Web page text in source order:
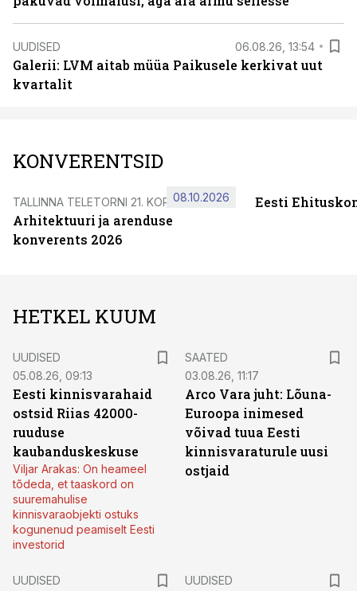
UUDISED 06.08.26, 13:54
Galerii: LVM aitab müüa Paikusele kerkivat uut
kvartalit
KONVERENTSID
TALLINNA TELETORNI 21. KORRUSEL
Arhitektuuri ja arenduse
konverents 2026
08.10.2026 Eesti
HETKEL KUUM
UUDISED
05.08.26, 09:13
Eesti kinnisvarahaid
ostsid Riias 42000-
ruuduse
kaubanduskeskuse
Viljar Arakas: On heameel
tõdeda, et taaskord on
suuremahulise
kinnisvaraobjekti ostuks
kogunenud peamiselt Eesti
investorid
SAATED
03.08.26, 11:17
Arco Vara juht: Lõuna-
Euroopa inimesed
võivad tuua Eesti
kinnisvaraturule uusi
ostjaid
UUDISED
UUDISED